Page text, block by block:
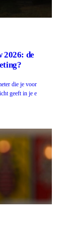
de
die je voor
geeft in je e